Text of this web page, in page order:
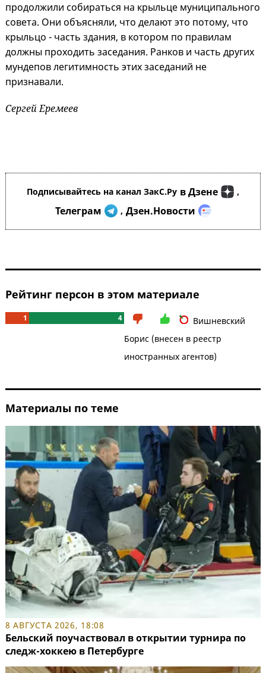
продолжили собираться на крыльце муниципального
совета. Они объясняли, что делают это потому, что
крыльцо - часть здания, в котором по правилам
должны проходить заседания. Ранков и часть других
мундепов легитимность этих заседаний не
признавали.
Сергей Еремеев
Подписывайтесь на канал ЗакС.Ру в Дзене ,
Телеграм , Дзен.Новости
Рейтинг персон в этом материале
1 4
Вишневский
Борис (внесен в реестр
иностранных агентов)
Материалы по теме
8 АВГУСТА 2026, 18:08
Бельский поучаствовал в открытии турнира по
следж-хоккею в Петербурге